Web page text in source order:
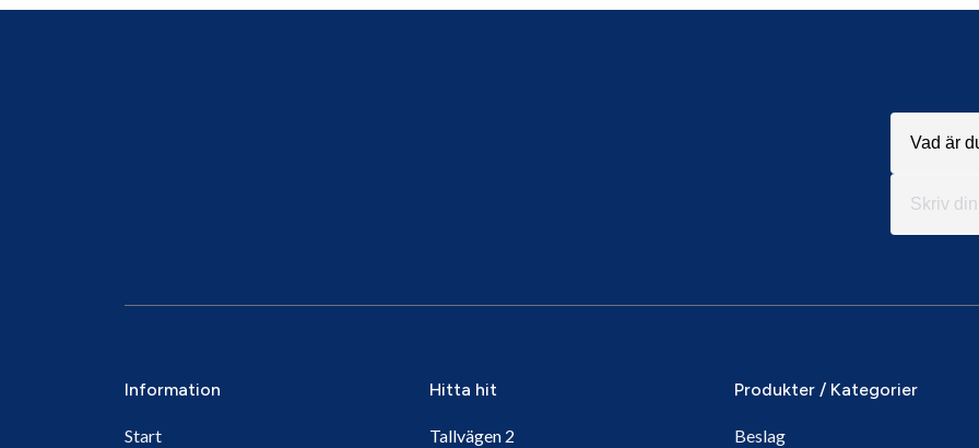
Information
Start
Hitta hit
Tallvägen 2
Produkter / Kategorier
Beslag